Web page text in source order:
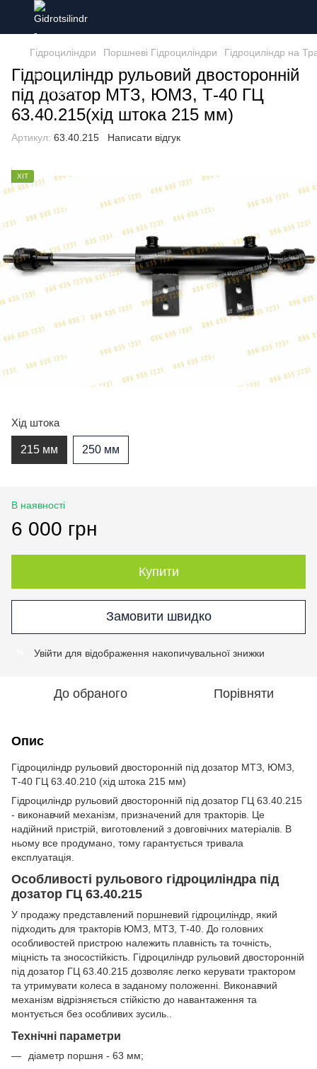
Гідроциліндри Поршневі Гідроциліндри Гідроциліндр на
Гідроциліндр рульовий двосторонній
під дозатор МТЗ, ЮМЗ, Т-40 ГЦ
63.40.215(хід штока 215 мм)
Артикул: 63.40.215 Написати відгук
ХІТ
Хід штока
215 мм 250 мм
В наявності
6 000 грн
Купити
Замовити швидко
Увійти для відображення накопичувальної знижки
До обраного Порівняти
Опис
Гідроциліндр рульовий двосторонній під дозатор МТЗ, ЮМЗ,
Т-40 ГЦ 63.40.210 (хід штока 215 мм)
Гідроциліндр рульовий двосторонній під дозатор ГЦ 63.40.215
- виконавчий механізм, призначений для тракторів. Це
надійний пристрій, виготовлений з довговічних матеріалів. В
ньому все продумано, тому гарантується тривала
експлуатація.
Особливості рульового гідроциліндра під
дозатор ГЦ 63.40.215
У продажу представлений поршневий гідроциліндр , який
підходить для тракторів ЮМЗ, МТЗ, Т-40. До головних
особливостей пристрою належить плавність та точність,
міцність та зносостійкість. Гідроциліндр рульовий двосторонній
під дозатор ГЦ 63.40.215 дозволяє легко керувати трактором
та утримувати колеса в заданому положенні. Виконавчий
механізм відрізняється стійкістю до навантаження та
монтується без особливих зусиль..
Технічні параметри
діаметр поршня - 63 мм;